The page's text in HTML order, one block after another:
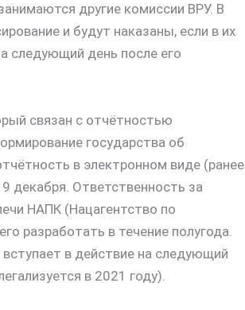
другие комиссии ВРУ. В
и будут наказаны, если в их
следующий день после его
связан с отчётностью
государства об
в электронном виде (ранее
декабря. Ответственность за
НАПК (Нацагентство по
разработать в течение полугода.
в действие на следующий
в 2021 году).